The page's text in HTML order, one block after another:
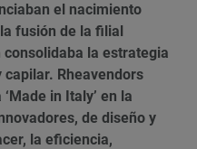
el nacimiento
fusión de la filial
la estrategia
Rheavendors
in Italy’ en la
de diseño y
la eficiencia,